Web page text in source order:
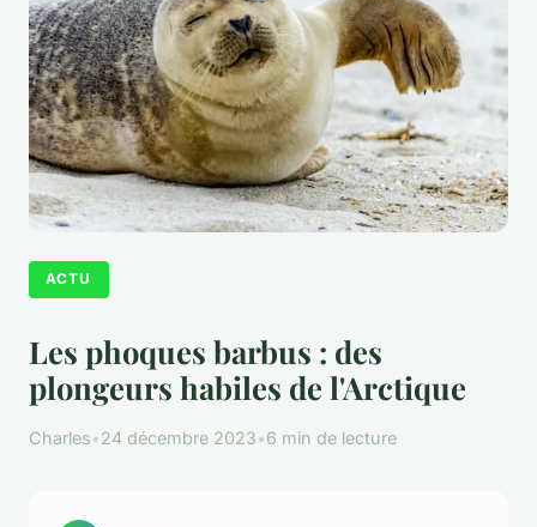
ACTU
Les phoques barbus : des
plongeurs habiles de l'Arctique
Charles•24 décembre 2023•6 min de lecture